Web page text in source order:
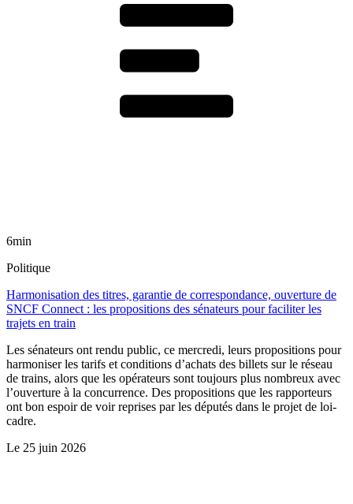
6min
Politique
Harmonisation des titres, garantie de correspondance, ouverture de
SNCF Connect : les propositions des sénateurs pour faciliter les
trajets en train
Les sénateurs ont rendu public, ce mercredi, leurs propositions pour
harmoniser les tarifs et conditions d’achats des billets sur le réseau
de trains, alors que les opérateurs sont toujours plus nombreux avec
l’ouverture à la concurrence. Des propositions que les rapporteurs
ont bon espoir de voir reprises par les députés dans le projet de loi-
cadre.
Le 25 juin 2026